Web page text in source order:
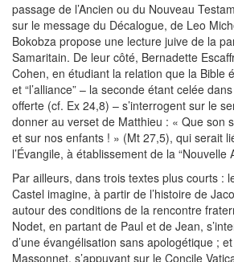
passage de l’Ancien ou du Nouveau
sur le message du Décalogue, de Leo
Bokobza propose une lecture juive de la
Samaritain. De leur côté, Bernadette
Cohen, en étudiant la relation que la Bible
et “l’alliance” – la seconde étant celée
offerte (cf. Ex 24,8) – s’interrogent sur le
donner au verset de Matthieu : « Que son
et sur nos enfants ! » (Mt 27,5), qui serait
l’Évangile, à établissement de la “Nouvelle
Par ailleurs, dans trois textes plus courts :
Castel imagine, à partir de l’histoire de
autour des conditions de la rencontre
Nodet, en partant de Paul et de Jean,
d’une évangélisation sans apologétique ;
Massonnet, s’appuyant sur le Concile